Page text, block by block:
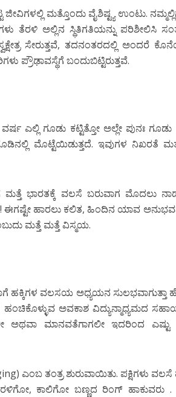
ಮತ್ತೊಂದು ವೈಶಿಷ್ಟ್ಯ ಉಂಟು.
ತೆರಳಿ ಅಲ್ಲಿನ ಸ್ಥಿತಿಗತಿಯನ್ನು ಪರಿಶೀಲಿಸಿ
ಸೇರುತ್ತವೆ, ತದನಂತರದಲ್ಲಿ ಅಂದರೆ
ಪ್ರೌಢಾವಸ್ಥೆಗೆ ಬಂದುಬಿಟ್ಟಿರುತ್ತವೆ.
ಎಲ್ಲಿ ಗೂಡು ಕಟ್ಟಿತ್ತೋ ಅಲ್ಲೇ ಪುನಃ
ಮೊಟ್ಟೆಯಿಡುತ್ತದೆ. ಇವುಗಳ ನಿಖರತೆ
ಭಾರತಕ್ಕೆ ವಲಸೆ ಬರುವಾಗ ಮೊದಲು
ಈಗಷ್ಟೇ ಹಾರಲು ಕಲಿತ, ಹಿಂದಿನ ಯಾವ
ಮತ್ತೆ ಮತ್ತೆ ವಿಸ್ಮಯ.
ಹಕ್ಕಿಗಳ ವಲಸಯ ಅಧ್ಯಯನ
ಅವಕಾಶ ವಿದ್ಯುನ್ಮಾಧ್ಯಮದ
ಅಥವಾ ಮಾನವತೆಗಾಗಲೀ ಇದರಿಂದ
ಎಂಬ ತಂತ್ರ ಶುರುವಾಯಿತು. ಪಕ್ಷಿಗಳು
ಕಾಲಿಗೋ ಬಣ್ಣದ ರಿಂಗ್ ಹಾಕುವರು .